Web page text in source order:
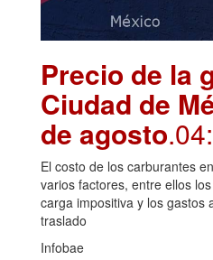
Precio de la
Ciudad de
de agosto
El costo de los carburantes
varios factores, entre ellos
carga impositiva y los gastos
traslado
Infobae